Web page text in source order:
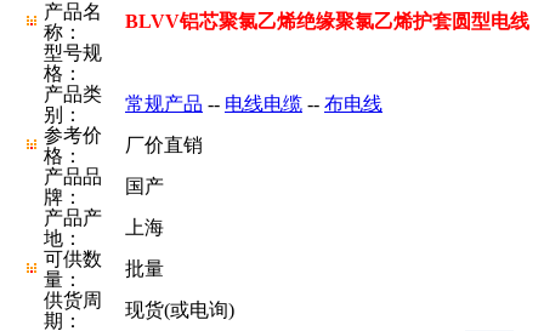
产品名
称：
BLVV铝芯聚氯乙烯绝缘聚氯乙烯护套圆型电线
型号规
格：
产品类
别：
常规产品 -- 电线电缆 -- 布电线
参考价
格：
厂价直销
产品品
牌：
国产
产品产
地：
上海
可供数
量：
批量
供货周
期：
现货(或电询)